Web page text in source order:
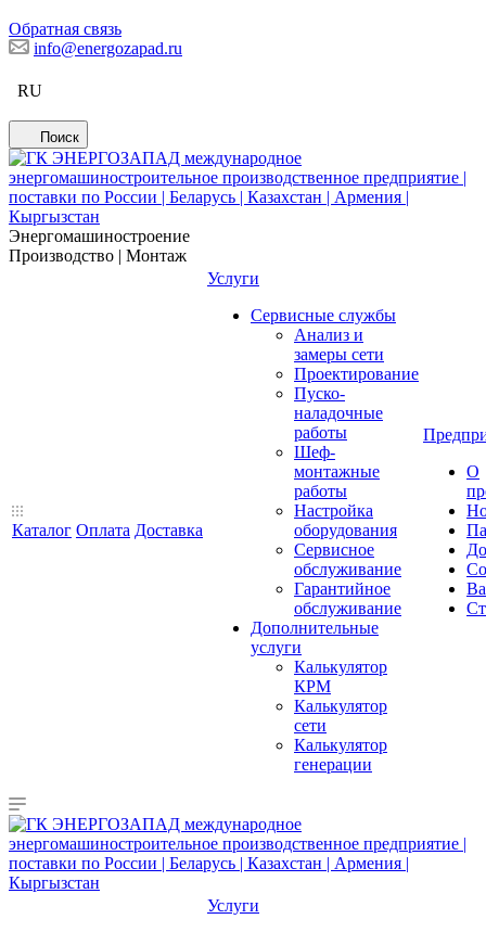
Обратная связь
info@energozapad.ru
RU
Поиск
Энергомашиностроение
Производство | Монтаж
Каталог Оплата Доставка
Услуги
Сервисные службы
Анализ и
замеры сети
Проектирование
Пуско-
наладочные
работы
Шеф-
монтажные
работы
Настройка
оборудования
Сервисное
обслуживание
Гарантийное
обслуживание
Дополнительные
услуги
Калькулятор
КРМ
Калькулятор
сети
Калькулятор
генерации
О
Услуги